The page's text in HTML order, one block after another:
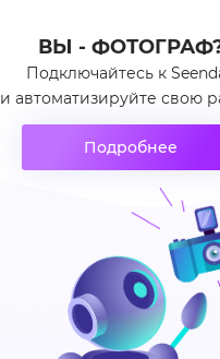
ВЫ -
Подключайтесь к
и автоматизируйте свою
Подробнее